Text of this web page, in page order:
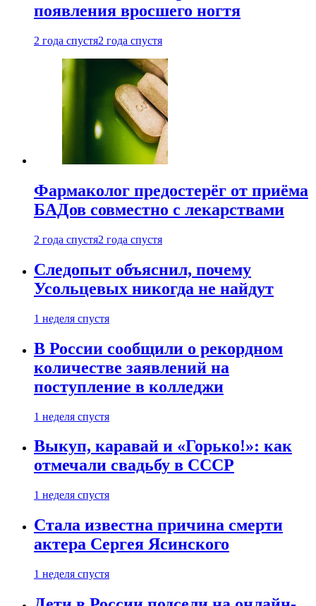
появления вросшего ногтя
2 года спустя2 года спустя
Фармаколог предостерёг от приёма
БАДов совместно с лекарствами
2 года спустя2 года спустя
Следопыт объяснил, почему
Усольцевых никогда не найдут
1 неделя спустя
В России сообщили о рекордном
количестве заявлений на
поступление в колледжи
1 неделя спустя
Выкуп, каравай и «Горько!»: как
отмечали свадьбу в СССР
1 неделя спустя
Стала известна причина смерти
актера Сергея Ясинского
1 неделя спустя